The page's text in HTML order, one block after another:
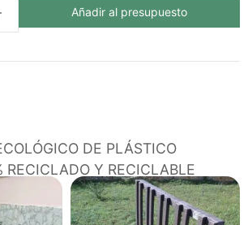
APARCA
JUD
PLÁSTICO
RECICLADO
cantidad
Añadir al presupuesto
DE PLÁSTICO
RECICLADO Y RECICLABLE